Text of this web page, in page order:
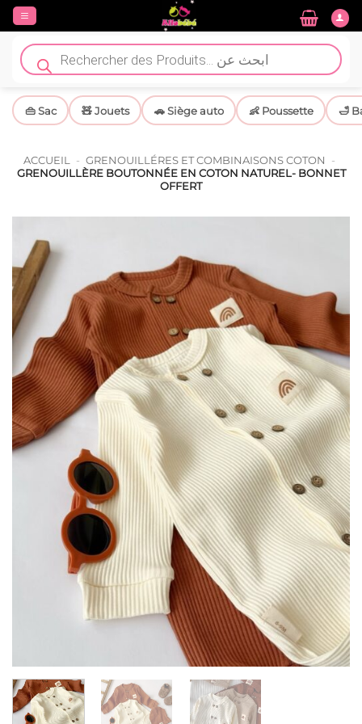
Passer
contenu
Recherche
de
produits
👜 Sac 🧸 Jouets 🚗 Siège auto 👶 Poussette 🛁
ACCUEIL - GRENOUILLÉRES ET COMBINAISONS COTON
-
GRENOUILLÈRE BOUTONNÉE EN COTON NATUREL- BONNET
OFFERT